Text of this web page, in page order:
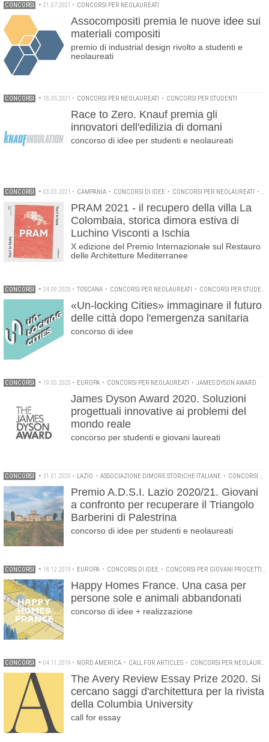
CONCORSI • 21.07.2021 • CONCORSI PER NEOLAUREATI
Assocompositi premia le nuove idee sui
materiali compositi
premio di industrial design rivolto a studenti e
neolaureati
CONCORSI • 18.05.2021 • CONCORSI PER NEOLAUREATI • CONCORSI PER STUDENTI
Race to Zero. Knauf premia gli
innovatori dell'edilizia di domani
concorso di idee per studenti e neolaureati
CONCORSI • 03.03.2021 • CAMPANIA • CONCORSI DI IDEE • CONCORSI PER NEOLAUREATI •
PRAM 2021 - il recupero della villa La
Colombaia, storica dimora estiva di
Luchino Visconti a Ischia
X edizione del Premio Internazionale sul Restauro
delle Architetture Mediterranee
CONCORSI • 24.09.2020 • TOSCANA • CONCORSI PER NEOLAUREATI • CONCORSI PER STUDENTI
«Un-locking Cities» immaginare il futuro
delle città dopo l'emergenza sanitaria
concorso di idee
CONCORSI • 19.03.2020 • EUROPA • CONCORSI PER NEOLAUREATI • JAMES DYSON AWARD
James Dyson Award 2020. Soluzioni
progettuali innovative ai problemi del
mondo reale
concorso per studenti e giovani laureati
CONCORSI • 31.01.2020 • LAZIO • ASSOCIAZIONE DIMORE STORICHE ITALIANE • CONCORSI DI IDEE
Premio A.D.S.I. Lazio 2020/21. Giovani
a confronto per recuperare il Triangolo
Barberini di Palestrina
concorso di idee per studenti e neolaureati
CONCORSI • 18.12.2019 • EUROPA • CONCORSI DI IDEE • CONCORSI PER GIOVANI PROGETTISTI
Happy Homes France. Una casa per
persone sole e animali abbandonati
concorso di idee + realizzazione
CONCORSI • 04.11.2019 • NORD AMERICA • CALL FOR ARTICLES • CONCORSI PER NEOLAUREATI
The Avery Review Essay Prize 2020. Si
cercano saggi d'architettura per la rivista
della Columbia University
call for essay